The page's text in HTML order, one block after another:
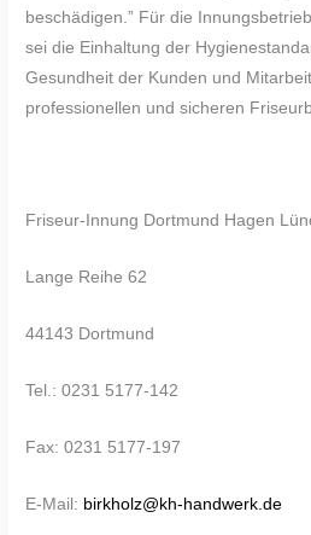
beschädigen.” Für die
sei die Einhaltung der
Gesundheit der Kunden und
professionellen und sicheren
Friseur-Innung Dortmund Hagen
Lange Reihe 62
44143 Dortmund
Tel.: 0231 5177-142
Fax: 0231 5177-197
E-Mail: birkholz@kh-handwerk.de